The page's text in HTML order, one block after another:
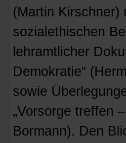
(Martin Kirschner)
sozialethischen
lehramtlicher
Demokratie“
sowie
„Vorsorge treffen
Bormann). Den